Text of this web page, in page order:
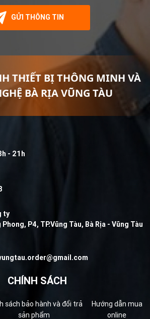
THIẾT BỊ THÔNG MINH VÀ
BÀ RỊA VŨNG TÀU
- 21h
ty
P4, TP.Vũng Tàu, Bà Rịa - Vũng Tàu
CHÍNH SÁCH
sách bảo hành và đổi trả
sản phẩm
Hướng dẫn mua
online